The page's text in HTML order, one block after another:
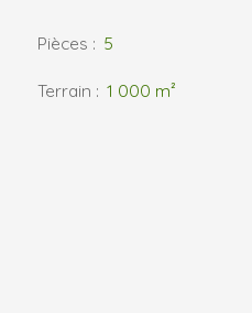
Pièces : 5
Terrain : 1 000 m²